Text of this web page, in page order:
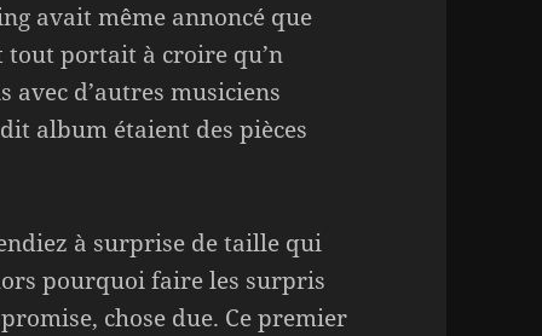
avait même annoncé que
tout portait à croire qu’n
d’autres musiciens
album étaient des pièces
à surprise de taille qui
pourquoi faire les surpris
chose due. Ce premier